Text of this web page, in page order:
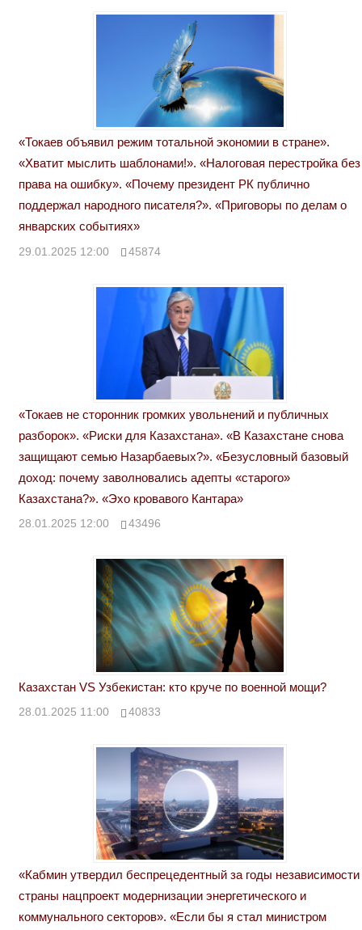
«Токаев объявил режим тотальной экономии в стране».
«Хватит мыслить шаблонами!». «Налоговая перестройка без
права на ошибку». «Почему президент РК публично
поддержал народного писателя?». «Приговоры по делам о
январских событиях»
29.01.2025 12:00 45874
«Токаев не сторонник громких увольнений и публичных
разборок». «Риски для Казахстана». «В Казахстане снова
защищают семью Назарбаевых?». «Безусловный базовый
доход: почему заволновались адепты «старого»
Казахстана?». «Эхо кровавого Кантара»
28.01.2025 12:00 43496
Казахстан VS Узбекистан: кто круче по военной мощи?
28.01.2025 11:00 40833
«Кабмин утвердил беспрецедентный за годы независимости
страны нацпроект модернизации энергетического и
коммунального секторов». «Если бы я стал министром